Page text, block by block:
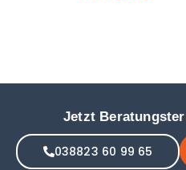
Jetzt
038823 60 99 65